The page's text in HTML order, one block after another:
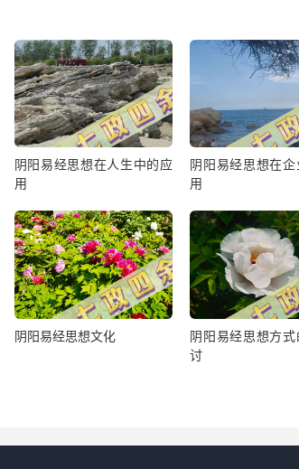
阴阳易经思想在人生中的应
用
阴阳易经思想在
用
阴阳易经思想文化
阴阳易经思想方
讨